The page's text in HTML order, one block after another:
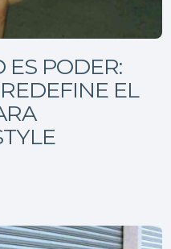
ES PODER:
EL